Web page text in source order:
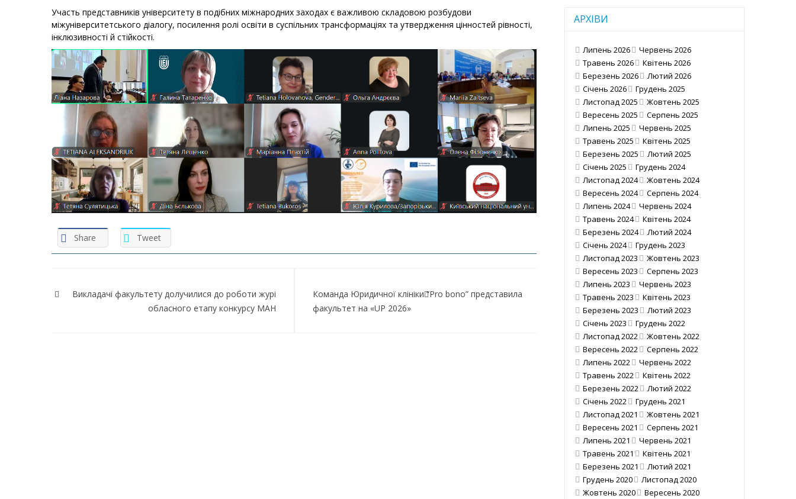
Участь представників університету в подібних міжнародних заходах є важливою складовою розбудови
міжуніверситетського діалогу, посилення ролі освіти в суспільних трансформаціях та утвердження цінностей рівності,
інклюзивності й стійкості.
Share Tweet
записів
Викладачі факультету долучилися до роботи журі
обласного етапу конкурсу МАН
Команда Юридичної клініки “Pro bono” представила
факультет на «UP 2026»
АРХІВИ
Липень 2026
Червень 2026
Травень 2026
Квітень 2026
Березень 2026
Лютий 2026
Січень 2026
Грудень 2025
Листопад 2025
Жовтень 2025
Вересень 2025
Серпень 2025
Липень 2025
Червень 2025
Травень 2025
Квітень 2025
Березень 2025
Лютий 2025
Січень 2025
Грудень 2024
Листопад 2024
Жовтень 2024
Вересень 2024
Серпень 2024
Липень 2024
Червень 2024
Травень 2024
Квітень 2024
Березень 2024
Лютий 2024
Січень 2024
Грудень 2023
Листопад 2023
Жовтень 2023
Вересень 2023
Серпень 2023
Липень 2023
Червень 2023
Травень 2023
Квітень 2023
Березень 2023
Лютий 2023
Січень 2023
Грудень 2022
Листопад 2022
Жовтень 2022
Вересень 2022
Серпень 2022
Липень 2022
Червень 2022
Травень 2022
Квітень 2022
Березень 2022
Лютий 2022
Січень 2022
Грудень 2021
Листопад 2021
Жовтень 2021
Вересень 2021
Серпень 2021
Липень 2021
Червень 2021
Травень 2021
Квітень 2021
Березень 2021
Лютий 2021
Грудень 2020
Листопад 2020
Жовтень 2020
Вересень 2020